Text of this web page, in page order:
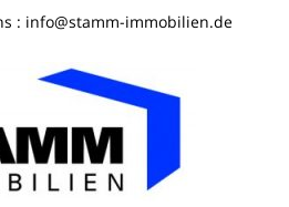
: info@stamm-immobilien.de